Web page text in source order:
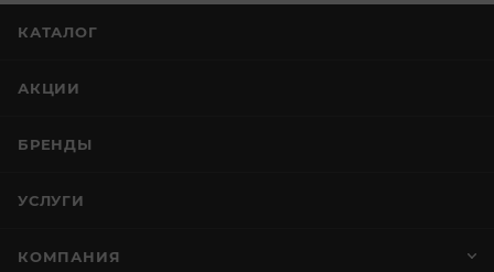
КАТАЛОГ
АКЦИИ
БРЕНДЫ
УСЛУГИ
КОМПАНИЯ